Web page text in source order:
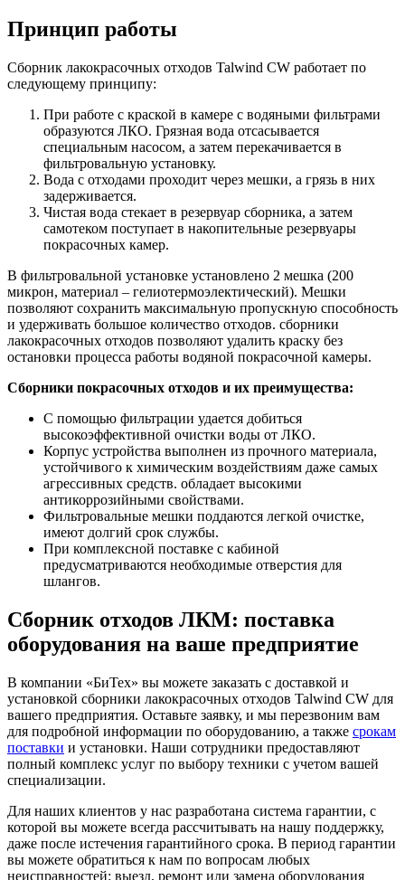
Принцип работы
Сборник лакокрасочных отходов Talwind CW работает по
следующему принципу:
При работе с краской в камере с водяными фильтрами
образуются ЛКО. Грязная вода отсасывается
специальным насосом, а затем перекачивается в
фильтровальную установку.
Вода с отходами проходит через мешки, а грязь в них
задерживается.
Чистая вода стекает в резервуар сборника, а затем
самотеком поступает в накопительные резервуары
покрасочных камер.
В фильтровальной установке установлено 2 мешка (200
микрон, материал – гелиотермоэлектический). Мешки
позволяют сохранить максимальную пропускную способность
и удерживать большое количество отходов. сборники
лакокрасочных отходов позволяют удалить краску без
остановки процесса работы водяной покрасочной камеры.
Сборники покрасочных отходов и их преимущества:
С помощью фильтрации удается добиться
высокоэффективной очистки воды от ЛКО.
Корпус устройства выполнен из прочного материала,
устойчивого к химическим воздействиям даже самых
агрессивных средств. обладает высокими
антикоррозийными свойствами.
Фильтровальные мешки поддаются легкой очистке,
имеют долгий срок службы.
При комплексной поставке с кабиной
предусматриваются необходимые отверстия для
шлангов.
Сборник отходов ЛКМ: поставка
оборудования на ваше предприятие
В компании «БиТех» вы можете заказать с доставкой и
установкой сборники лакокрасочных отходов Talwind CW для
вашего предприятия. Оставьте заявку, и мы перезвоним вам
для подробной информации по оборудованию, а также срокам
поставки и установки. Наши сотрудники предоставляют
полный комплекс услуг по выбору техники с учетом вашей
специализации.
Для наших клиентов у нас разработана система гарантии, с
которой вы можете всегда рассчитывать на нашу поддержку,
даже после истечения гарантийного срока. В период гарантии
вы можете обратиться к нам по вопросам любых
неисправностей: выезд, ремонт или замена оборудования